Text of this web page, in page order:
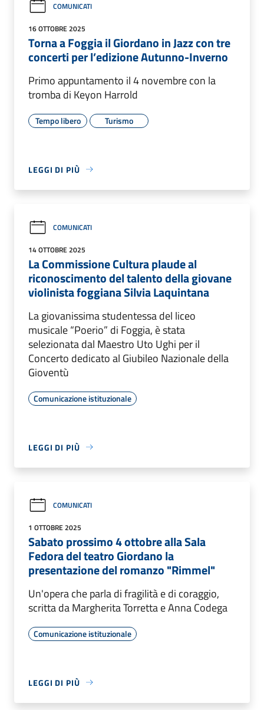
COMUNICATI
16 OTTOBRE 2025
Torna a Foggia il Giordano in Jazz con tre
concerti per l’edizione Autunno-Inverno
Primo appuntamento il 4 novembre con la
tromba di Keyon Harrold
Tempo libero Turismo
LEGGI DI PIÙ
COMUNICATI
14 OTTOBRE 2025
La Commissione Cultura plaude al
riconoscimento del talento della giovane
violinista foggiana Silvia Laquintana
La giovanissima studentessa del liceo
musicale “Poerio” di Foggia, è stata
selezionata dal Maestro Uto Ughi per il
Concerto dedicato al Giubileo Nazionale della
Gioventù
Comunicazione istituzionale
LEGGI DI PIÙ
COMUNICATI
1 OTTOBRE 2025
Sabato prossimo 4 ottobre alla Sala
Fedora del teatro Giordano la
presentazione del romanzo "Rimmel"
Un'opera che parla di fragilità e di coraggio,
scritta da Margherita Torretta e Anna Codega
Comunicazione istituzionale
LEGGI DI PIÙ